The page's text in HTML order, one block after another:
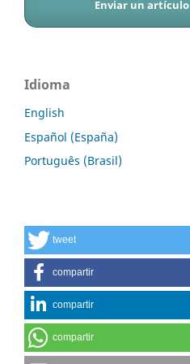
Enviar un artículo
Idioma
English
Español (España)
Português (Brasil)
tweet
compartir
compartir
compartir